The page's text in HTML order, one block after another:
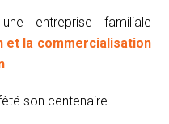
entreprise familiale
et la commercialisation
son centenaire